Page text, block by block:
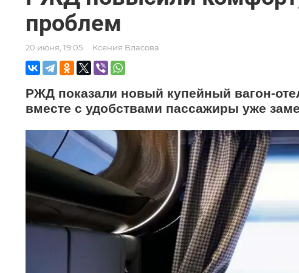
проблем
20 июня, 19:05 Ксения Власова
РЖД показали новый купейный вагон-
вместе с удобствами пассажиры уже